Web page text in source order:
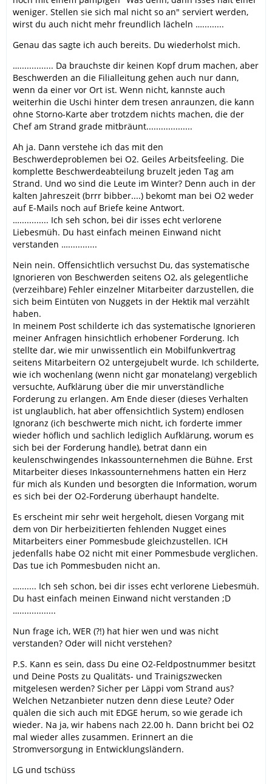
Da brauchste dir keinen Kopf drum machen, aber
Beschwerden an die Filialleitung gehen auch nur dann,
wenn da einer vor Ort ist. Wenn nicht, kannste auch
kann ohne Storno-Karte aber trotzdem nichts machen,
die der Chef am Strand grade mitbräunt
Ich seh schon, bei dir isses echt verlorene Liebesmüh.
Du hast einfach meinen Einwand nicht verstanden ;D
weniger. Stellen sie sich mal nicht so an" serviert werden,
wirst du auch nicht mehr freundlich lächeln ….........
Genau das sagte ich auch bereits. Du wiederholst mich.
….............. Da brauchste dir keinen Kopf drum machen, aber
Beschwerden an die Filialleitung gehen auch nur dann,
wenn da einer vor Ort ist. Wenn nicht, kannste auch
weiterhin die Uschi hinter dem tresen anraunzen, die kann
ohne Storno-Karte aber trotzdem nichts machen, die der
Chef am Strand grade mitbräunt...................
Ah ja. Dann verstehe ich das mit den
Beschwerdeproblemen bei O2. Geiles Arbeitsfeeling. Die
komplette Beschwerdeabteilung bruzelt jeden Tag am
Strand. Und wo sind die Leute im Winter? Denn auch in der
kalten Jahreszeit (brrr bibber....) bekomt man bei O2 weder
auf E-Mails noch auf Briefe keine Antwort.
…............ Ich seh schon, bei dir isses echt verlorene
Liebesmüh. Du hast einfach meinen Einwand nicht
verstanden …............
Nein nein. Offensichtlich versuchst Du, das systematische
Ignorieren von Beschwerden seitens O2, als gelegentliche
(verzeihbare) Fehler einzelner Mitarbeiter darzustellen, die
sich beim Eintüten von Nuggets in der Hektik mal verzählt
haben.
In meinem Post schilderte ich das systematische Ignorieren
meiner Anfragen hinsichtlich erhobener Forderung. Ich
stellte dar, wie mir unwissentlich ein Mobilfunkvertrag
seitens Mitarbeitern O2 untergejubelt wurde. Ich schilderte,
wie ich wochenlang (wenn nicht gar monatelang) vergeblich
versuchte, Aufklärung über die mir unverständliche
Forderung zu erlangen. Am Ende dieser (dieses Verhalten
ist unglaublich, hat aber offensichtlich System) endlosen
Ignoranz (ich beschwerte mich nicht, ich forderte immer
wieder höflich und sachlich lediglich Aufklärung, worum es
sich bei der Forderung handle), betrat dann ein
keulenschwingendes Inkassounternehmen die Bühne. Erst
Mitarbeiter dieses Inkassounternehmens hatten ein Herz
für mich als Kunden und besorgten die Information, worum
es sich bei der O2-Forderung überhaupt handelte.
Es erscheint mir sehr weit hergeholt, diesen Vorgang mit
dem von Dir herbeizitierten fehlenden Nugget eines
Mitarbeiters einer Pommesbude gleichzustellen. ICH
jedenfalls habe O2 nicht mit einer Pommesbude verglichen.
Das tue ich Pommesbuden nicht an.
…....... Ich seh schon, bei dir isses echt verlorene Liebesmüh.
Du hast einfach meinen Einwand nicht verstanden ;D
…...............
Nun frage ich, WER (?!) hat hier wen und was nicht
verstanden? Oder will nicht verstehen?
P.S. Kann es sein, dass Du eine O2-Feldpostnummer besitzt
und Deine Posts zu Qualitäts- und Trainigszwecken
mitgelesen werden? Sicher per Läppi vom Strand aus?
Welchen Netzanbieter nutzen denn diese Leute? Oder
quälen die sich auch mit EDGE herum, so wie gerade ich
wieder. Na ja, wir habens nach 22.00 h. Dann bricht bei O2
mal wieder alles zusammen. Erinnert an die
Stromversorgung in Entwicklungsländern.
LG und tschüss